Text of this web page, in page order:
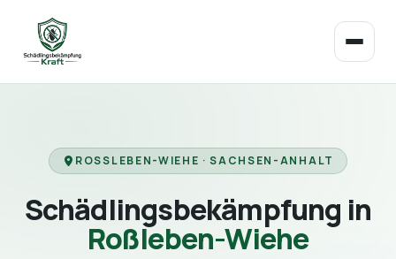
ROSSLEBEN-WIEHE · SACHSEN-ANHALT
Schädlingsbekämpfung in
Roßleben-Wiehe